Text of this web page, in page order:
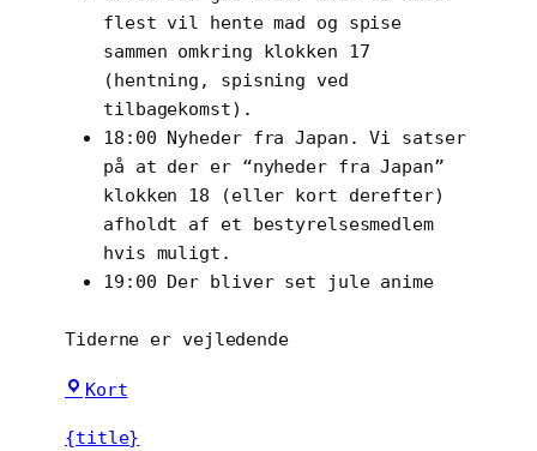
flest vil hente mad og spise
sammen omkring klokken 17
(hentning, spisning ved
tilbagekomst).
18:00 Nyheder fra Japan. Vi satser
på at der er “nyheder fra Japan”
klokken 18 (eller kort derefter)
afholdt af et bestyrelsesmedlem
hvis muligt.
19:00 Der bliver set jule anime
Tiderne er vejledende
Kort
{title}